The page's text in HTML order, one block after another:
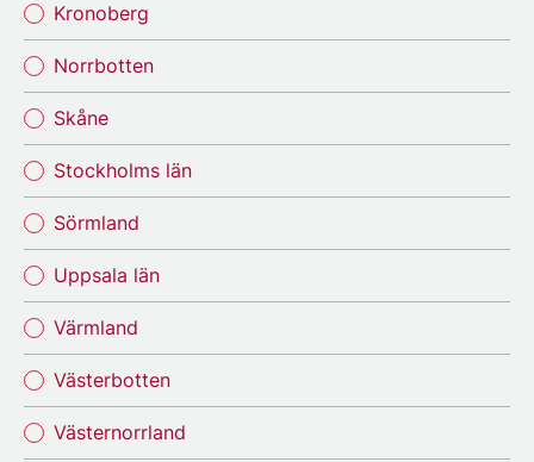
Kronoberg
Norrbotten
Skåne
Stockholms län
Sörmland
Uppsala län
Värmland
Västerbotten
Västernorrland